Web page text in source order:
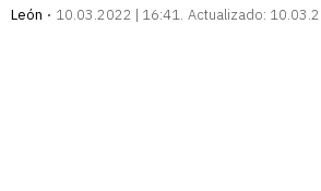
León
10.03.2022 | 16:41 Actualizado: